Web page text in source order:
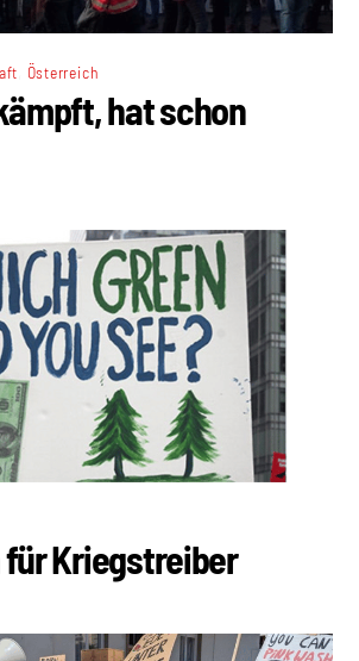
Österreich
hat schon
Kriegstreiber